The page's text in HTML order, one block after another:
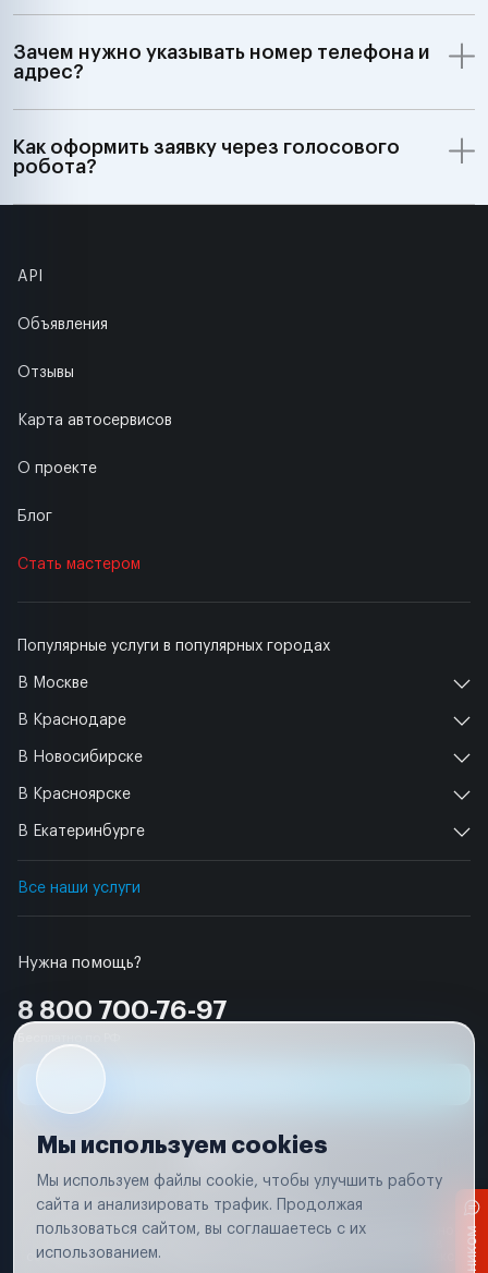
Зачем нужно указывать номер телефона и
адрес?
Как оформить заявку через голосового
робота?
Нужна помощь?
8 800 700-76-97
Популярные услуги в популярных городах
В Москве
В Краснодаре
В Новосибирске
В Красноярске
В Екатеринбурге
Все наши услуги
API
Объявления
Отзывы
Карта автосервисов
О проекте
Блог
Стать мастером
Условия использования
Вся информация, представленная на сайте, носит исключительно
соответствии с положениями статьи 437 (п. 2) Гражданского кодекса
Мы используем cookies
Мы используем файлы cookie, чтобы улучшить работу
сайта и анализировать трафик. Продолжая
пользоваться сайтом, вы соглашаетесь с их
использованием.